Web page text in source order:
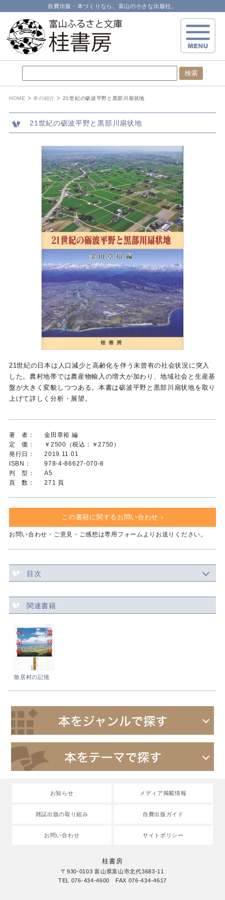
自費出版・本づくりなら、富山の小さな出版社。
HOME 本の紹介 21世紀の砺波平野と黒部川扇状地
21世紀の砺波平野と黒部川扇状地
21世紀の日本は人口減少と高齢化を伴う未曾有の社会状況に突入
した。農村地帯では農産物輸入の増大が加わり、地域社会と生産基
盤が大きく変貌しつつある。本書は砺波平野と黒部川扇状地を取り
上げて詳しく分析・展望。
著 者：
金田章裕 編
定 価：
￥2500（税込：￥2750）
発行日：
2019.11.01
ISBN：
978-4-86627-070-8
判 型：
A5
頁 数：
271 頁
この書籍に関するお問い合わせ ›
お問い合わせ・ご意見・ご感想は専用フォームよりお送りください。
目次
関連書籍
散居村の記憶
お知らせ メディア掲載情報
雑誌出版の取り組み 自費出版ガイド
お問い合わせ サイトポリシー
桂書房
〒930-0103 富山県富山市北代3683-11
TEL 076-434-4600 FAX 076-434-4617